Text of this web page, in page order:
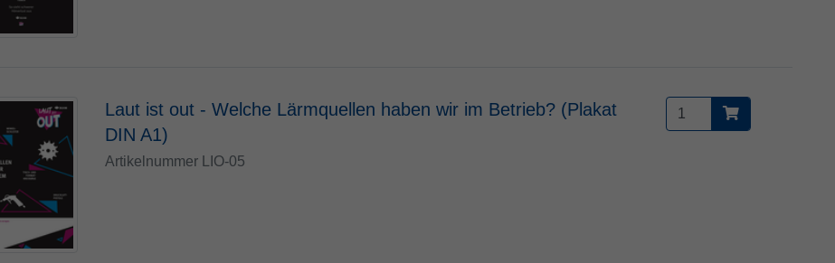
Laut ist out - Welche Lärmquellen haben wir im Betrieb? (Plakat
DIN A1)
Artikelnummer LIO-05